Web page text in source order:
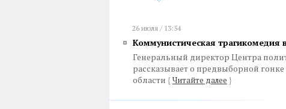
26 июля / 13:54
Коммунистическая трагикомедия
Генеральный директор Центра
рассказывает о предвыборной
области { Читайте далее }